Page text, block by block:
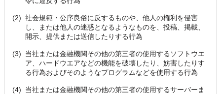
(2) 社会規範・公序良俗に反するものや、他人の権利を侵害
し、または他人の迷惑となるようなものを、投稿、掲載、
開示、提供または送信したりする行為
(3)
当社または金融機関その他の第三者の使用するソフトウエ
ア、ハードウエアなどの機能を破壊したり、妨害したりす
る行為およびそのようなプログラムなどを使用する行為
(4)
当社または金融機関その他の第三者の使用するサーバーま